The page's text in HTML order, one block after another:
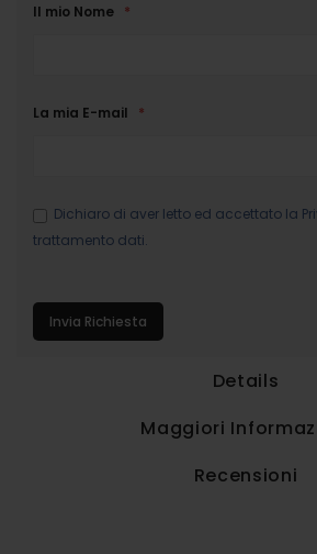
Il mio Nome
La mia E-mail
Dichiaro di aver letto ed accettato la
trattamento dati.
Invia Richiesta
Details
Maggiori
Recensioni